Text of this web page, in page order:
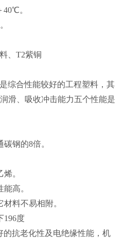
40℃。
、T2紫铜
综合性能较好的工程塑料，其
滑、吸收冲击能力五个性能是
钢的8倍。
。
高。
料不易相附。
196度
的抗老化性及电绝缘性能，机